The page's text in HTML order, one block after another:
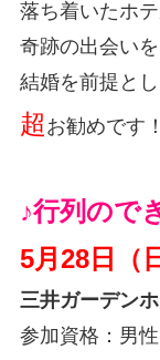
落ち着いたホ
奇跡の出会い
結婚を前提と
超 お勧めです！
♪行列ので
5月28日（
三井ガーデン
参加資格：男